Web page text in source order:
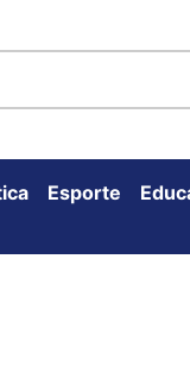
Esporte